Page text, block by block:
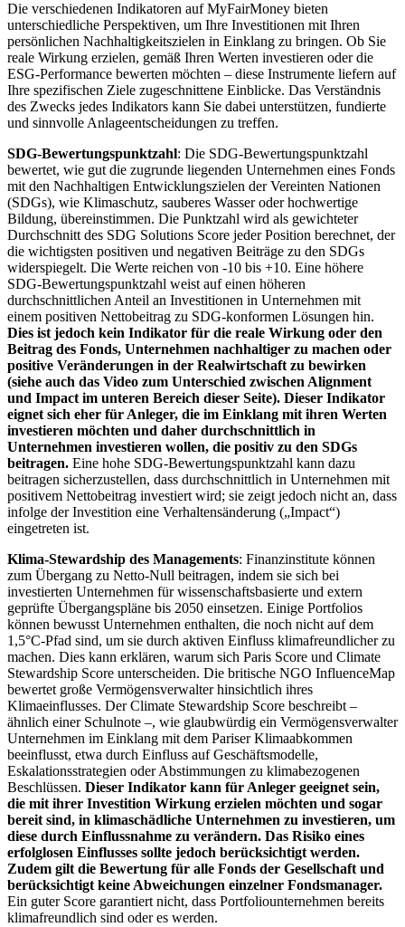
Die verschiedenen Indikatoren auf MyFairMoney bieten
unterschiedliche Perspektiven, um Ihre Investitionen mit Ihren
persönlichen Nachhaltigkeitszielen in Einklang zu bringen. Ob Sie
reale Wirkung erzielen, gemäß Ihren Werten investieren oder die
ESG-Performance bewerten möchten – diese Instrumente liefern auf
Ihre spezifischen Ziele zugeschnittene Einblicke. Das Verständnis
des Zwecks jedes Indikators kann Sie dabei unterstützen, fundierte
und sinnvolle Anlageentscheidungen zu treffen.
SDG-Bewertungspunktzahl: Die SDG-Bewertungspunktzahl
bewertet, wie gut die zugrunde liegenden Unternehmen eines Fonds
mit den Nachhaltigen Entwicklungszielen der Vereinten Nationen
(SDGs), wie Klimaschutz, sauberes Wasser oder hochwertige
Bildung, übereinstimmen. Die Punktzahl wird als gewichteter
Durchschnitt des SDG Solutions Score jeder Position berechnet, der
die wichtigsten positiven und negativen Beiträge zu den SDGs
widerspiegelt. Die Werte reichen von -10 bis +10. Eine höhere
SDG-Bewertungspunktzahl weist auf einen höheren
durchschnittlichen Anteil an Investitionen in Unternehmen mit
einem positiven Nettobeitrag zu SDG-konformen Lösungen hin.
Dies ist jedoch kein Indikator für die reale Wirkung oder den
Beitrag des Fonds, Unternehmen nachhaltiger zu machen oder
positive Veränderungen in der Realwirtschaft zu bewirken
(siehe auch das Video zum Unterschied zwischen Alignment
und Impact im unteren Bereich dieser Seite). Dieser Indikator
eignet sich eher für Anleger, die im Einklang mit ihren Werten
investieren möchten und daher durchschnittlich in
Unternehmen investieren wollen, die positiv zu den SDGs
beitragen. Eine hohe SDG-Bewertungspunktzahl kann dazu
beitragen sicherzustellen, dass durchschnittlich in Unternehmen mit
positivem Nettobeitrag investiert wird; sie zeigt jedoch nicht an, dass
infolge der Investition eine Verhaltensänderung („Impact“)
eingetreten ist.
Klima-Stewardship des Managements: Finanzinstitute können
zum Übergang zu Netto-Null beitragen, indem sie sich bei
investierten Unternehmen für wissenschaftsbasierte und extern
geprüfte Übergangspläne bis 2050 einsetzen. Einige Portfolios
können bewusst Unternehmen enthalten, die noch nicht auf dem
1,5°C-Pfad sind, um sie durch aktiven Einfluss klimafreundlicher zu
machen. Dies kann erklären, warum sich Paris Score und Climate
Stewardship Score unterscheiden. Die britische NGO InfluenceMap
bewertet große Vermögensverwalter hinsichtlich ihres
Klimaeinflusses. Der Climate Stewardship Score beschreibt –
ähnlich einer Schulnote –, wie glaubwürdig ein Vermögensverwalter
Unternehmen im Einklang mit dem Pariser Klimaabkommen
beeinflusst, etwa durch Einfluss auf Geschäftsmodelle,
Eskalationsstrategien oder Abstimmungen zu klimabezogenen
Beschlüssen. Dieser Indikator kann für Anleger geeignet sein,
die mit ihrer Investition Wirkung erzielen möchten und sogar
bereit sind, in klimaschädliche Unternehmen zu investieren, um
diese durch Einflussnahme zu verändern. Das Risiko eines
erfolglosen Einflusses sollte jedoch berücksichtigt werden.
Zudem gilt die Bewertung für alle Fonds der Gesellschaft und
berücksichtigt keine Abweichungen einzelner Fondsmanager.
Ein guter Score garantiert nicht, dass Portfoliounternehmen bereits
klimafreundlich sind oder es werden.